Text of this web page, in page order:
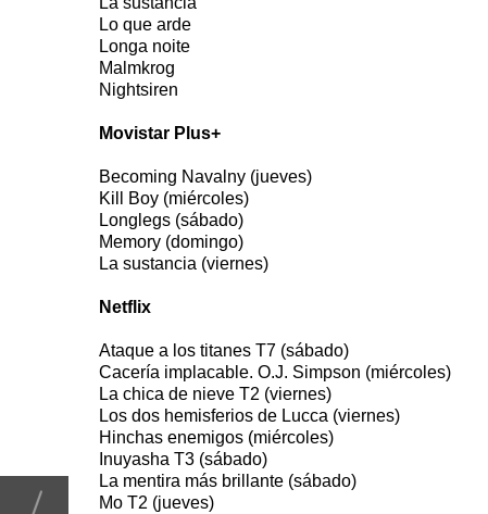
Lo que arde
Longa noite
Malmkrog
Nightsiren
Movistar Plus+
Becoming Navalny (jueves)
Kill Boy (miércoles)
Longlegs (sábado)
Memory (domingo)
La sustancia (viernes)
Netflix
Ataque a los titanes T7 (sábado)
Cacería implacable. O.J. Simpson (miércoles)
La chica de nieve T2 (viernes)
Los dos hemisferios de Lucca (viernes)
Hinchas enemigos (miércoles)
Inuyasha T3 (sábado)
La mentira más brillante (sábado)
Mo T2 (jueves)